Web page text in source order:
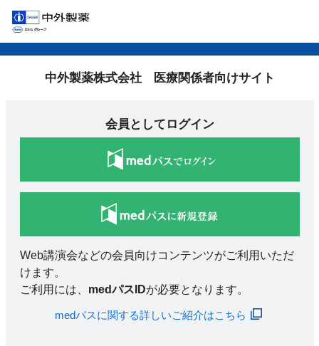
中外製薬株式会社 医療関係者向けサイト
会員としてログイン
Web講演会などの会員向けコンテンツがご利用いただ
けます。
ご利用には、 medパスIDが必要となります。
medパスに関する詳しいご紹介はこちら